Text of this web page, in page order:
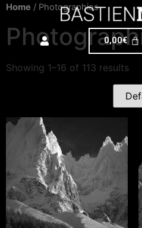
0,00€
Home / Photographies
Showing 1–16 of 113 results